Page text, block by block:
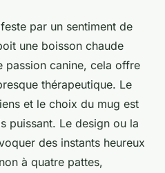
par un sentiment de
une boisson chaude
passion canine, cela offre
thérapeutique. Le
et le choix du mug est
puissant. Le design ou la
des instants heureux
à quatre pattes,